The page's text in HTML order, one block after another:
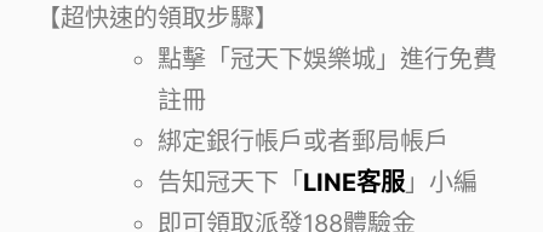
【超快速的領取步驟】
點擊「冠天下娛樂城」進行免費
註冊
綁定銀行帳戶或者郵局帳戶
告知冠天下「 LINE客服 」小編
即可領取派發188體驗金